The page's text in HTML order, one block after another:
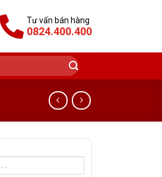
Tư vấn bán hàng
0824.400.400